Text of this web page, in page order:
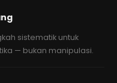
sistematik untuk
— bukan manipulasi.